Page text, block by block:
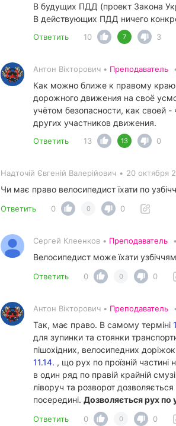
В будущих ПДД (проект Закона
В действующих ПДД ничего
Ответить 10 7 3
Антон Вікторович • Преподаватель
Как можно ближе к правому
дорожного движения на своё
учётом безопасности, как своей
других участников движения.
Ответить 13 13 0
Надточій Євгеній Валерійович • 20 октября
Чи має право велосипедист їхати по
Ответить 0 0 0
Сергей Клеенков • Преподаватель •
Велосипедист може їхати
Ответить 0 0 0
Антон Вікторович • Преподаватель
Так, має право. В самому терміні
для зупинки та стоянки
пішохідних, велосипедних
11.14. , що рух по проїзній
в один ряд по правій крайній
ліворуч та розворот
посередині. Дозволяється рух по
Ответить 0 0 0